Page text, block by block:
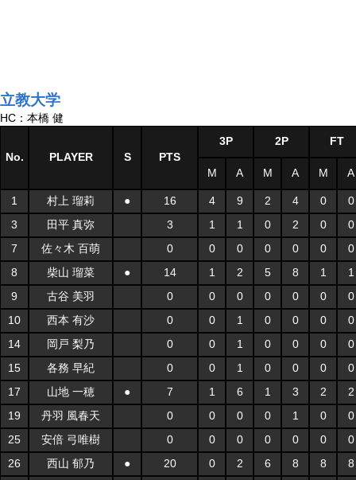
立教大学
HC：本橋 健
No. PLAYER S PTS
3P 2P FT
M A M A M A
1 村上 瑠莉 ● 16 4 9 2 4 0
0
3
田平 真弥 3 1 1 0 2 0
0
7
佐々木 百萌 0 0 0 0 0 0
0
8
柴山 瑠菜 ● 14 1 2 5 8 1
1
9
古谷 美羽 0 0 0 0 0 0
0
10
西本 有沙 0 0 1 0 0 0
0
14
岡戸 梨乃 0 0 1 0 0 0
0
15
各務 早紀 0 0 1 0 0 0
0
17
山地 一穂 ● 7 1 6 1 3 2
2
19
丹羽 風春天 0 0 0 0 1 0
0
25
安倍 弓唯樹 0 0 0 0 0 0
0
26
西山 郁乃 ● 20 0 2 6 8 8
8